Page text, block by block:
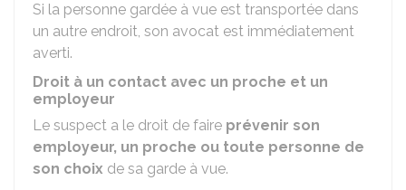
Si la personne gardée à vue est transportée dans
un autre endroit, son avocat est immédiatement
averti.
Droit à un contact avec un proche et un
employeur
Le suspect a le droit de faire prévenir son
employeur, un proche ou toute personne de
son choix de sa garde à vue.